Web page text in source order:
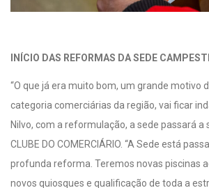
INÍCIO DAS REFORMAS DA SEDE
“O que já era muito bom, um grande motivo
categoria comerciárias da região, vai ficar
Nilvo, com a reformulação, a sede passará a
CLUBE DO COMERCIÁRIO. “A Sede está
profunda reforma. Teremos novas piscinas
novos quiosques e qualificação de toda a